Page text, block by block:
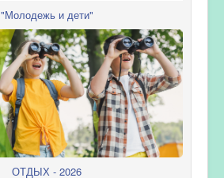
"Молодежь и дети"
ОТДЫХ - 2026